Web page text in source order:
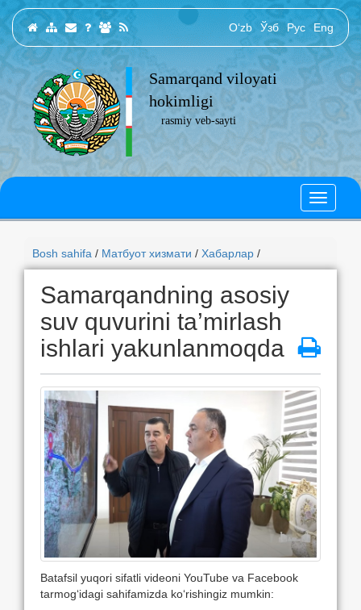
O‘zb Ўзб Рус Eng
Samarqand viloyati
hokimligi
rasmiy veb-sayti
Bosh sahifa / Матбуот хизмати / Хабарлар /
Samarqandning asosiy
suv quvurini ta’mirlash
ishlari yakunlanmoqda
Batafsil yuqori sifatli videoni YouTube va Facebook
tarmog‘idagi sahifamizda ko‘rishingiz mumkin: